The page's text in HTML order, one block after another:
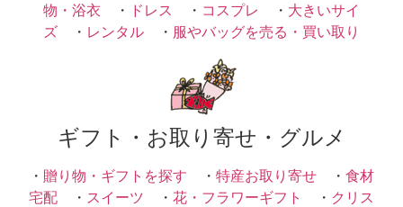
物・浴衣 ・ ドレス ・ コスプレ ・ 大きいサイ
ズ ・ レンタル ・ 服やバッグを売る・買い取り
ギフト・お取り寄せ・グルメ
・ 贈り物・ギフトを探す ・ 特産お取り寄せ ・ 食材
宅配 ・ スイーツ ・ 花・フラワーギフト ・ クリス